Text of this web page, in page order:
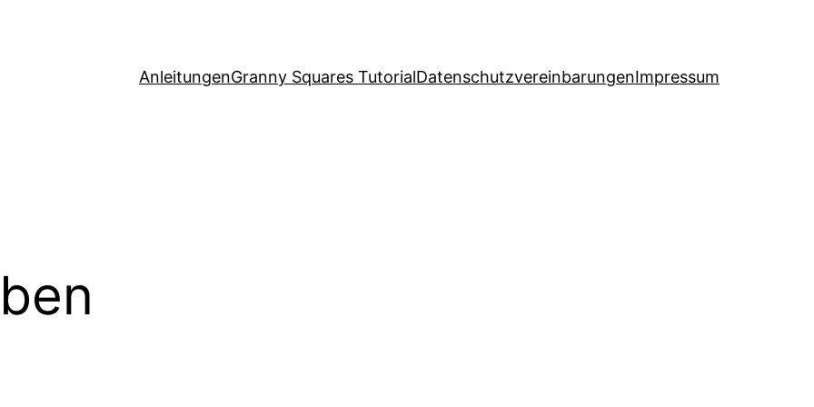
AnleitungenGranny Squares TutorialDatenschutzvereinbarungenImpressum